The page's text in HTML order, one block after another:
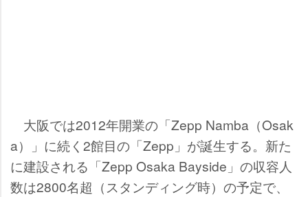
大阪では2012年開業の「Zepp Namba（Osak
a）」に続く2館目の「Zepp」が誕生する。新た
に建設される「Zepp Osaka Bayside」の収容人
数は2800名超（スタンディング時）の予定で、